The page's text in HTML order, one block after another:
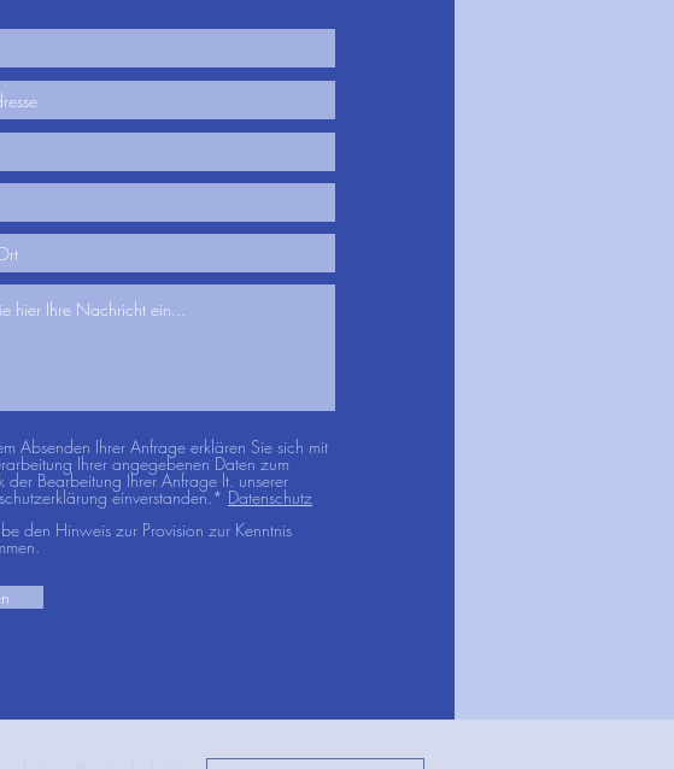
Absenden Ihrer Anfrage erklären Sie sich mit
Ihrer angegebenen Daten zum
der Bearbeitung Ihrer Anfrage lt. unserer
einverstanden.* Datenschutz
den Hinweis zur Provision zur Kenntnis